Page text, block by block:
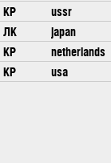
КР
ussr
ЛК
japan
КР
netherlands
КР
usa